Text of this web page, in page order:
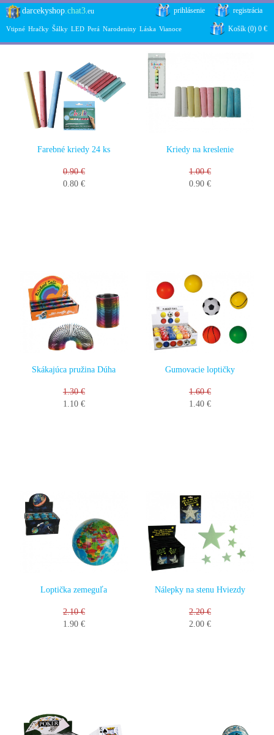
darcekyshop.chat3.eu prihlásenie registrácia
Vtipné Hračky Šálky LED Perá Narodeniny Láska Vianoce Košík (0) 0 €
Farebné kriedy 24 ks
0.90 €
0.80 €
Kriedy na kreslenie
1.00 €
0.90 €
Skákajúca pružina Dúha
1.30 €
1.10 €
Gumovacie loptičky
1.60 €
1.40 €
Loptička zemeguľa
2.10 €
1.90 €
Nálepky na stenu Hviezdy
2.20 €
2.00 €